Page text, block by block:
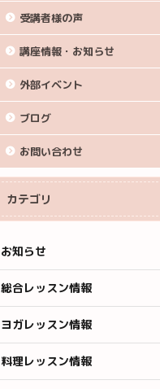
受講者様の声
講座情報・お知らせ
外部イベント
ブログ
お問い合わせ
カテゴリ
お知らせ
総合レッスン情報
ヨガレッスン情報
料理レッスン情報